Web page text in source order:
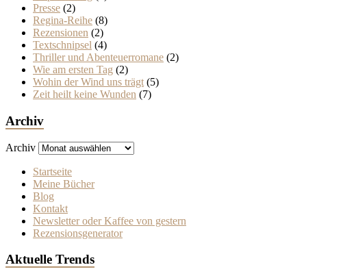
Presse (2)
Regina-Reihe (8)
Rezensionen (2)
Textschnipsel (4)
Thriller und Abenteuerromane (2)
Wie am ersten Tag (2)
Wohin der Wind uns trägt (5)
Zeit heilt keine Wunden (7)
Archiv
Archiv
Startseite
Meine Bücher
Blog
Kontakt
Newsletter oder Kaffee von gestern
Rezensionsgenerator
Aktuelle Trends